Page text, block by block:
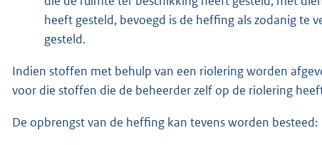
heeft gesteld, bevoegd is de heffing als zodanig te
gesteld.
Indien stoffen met behulp van een riolering worden
voor die stoffen die de beheerder zelf op de riolering
De opbrengst van de heffing kan tevens worden besteed: